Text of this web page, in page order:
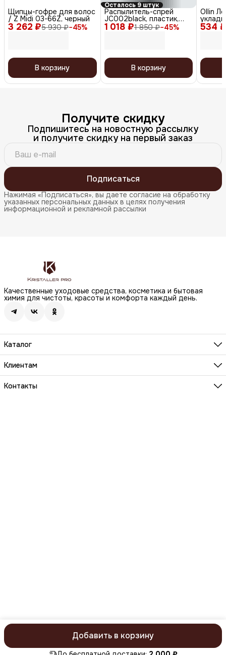
Добавить в корзину
3 262 ₽5 930 ₽−45%
Щипцы-гофре для волос
/ Z Midi 03-66Z, черный
В корзину
Осталось 9 штук
1 018 ₽1 850 ₽−45%
Распылитель-спрей
JC002black, пластик,
черный, 160 мл
В корзину
534 ₽
Ollin
Получите скидку
Подпишитесь на новостную рассылку
и получите скидку на первый заказ
Подписаться
Нажимая «Подписаться», вы даете согласие на обработку
указанных персональных данных в целях получения
информационной и рекламной рассылки
Качественные уходовые средства, косметика и бытовая
химия для чистоты, красоты и комфорта каждый день.
Каталог
Бренды
Волосы
Макияж
Клиентам
О компании
Реквизиты
Контакты
ⓒ KristallerPro 2026. Все права защищеныПолитика